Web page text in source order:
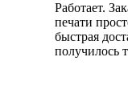
Работает.
печати
быстрая
получилось